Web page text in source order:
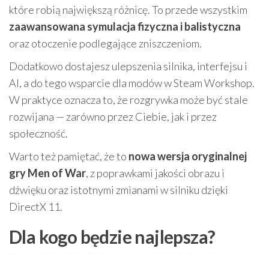
które robią największą różnicę. To przede wszystkim
zaawansowana symulacja fizyczna i balistyczna
oraz otoczenie podlegające zniszczeniom.
Dodatkowo dostajesz ulepszenia silnika, interfejsu i
AI, a do tego wsparcie dla modów w Steam Workshop.
W praktyce oznacza to, że rozgrywka może być stale
rozwijana — zarówno przez Ciebie, jak i przez
społeczność.
Warto też pamiętać, że to nowa wersja oryginalnej
gry Men of War, z poprawkami jakości obrazu i
dźwięku oraz istotnymi zmianami w silniku dzięki
DirectX 11.
Dla kogo będzie najlepsza?